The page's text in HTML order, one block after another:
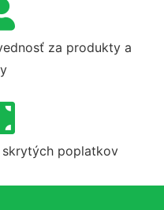
za produkty a
poplatkov